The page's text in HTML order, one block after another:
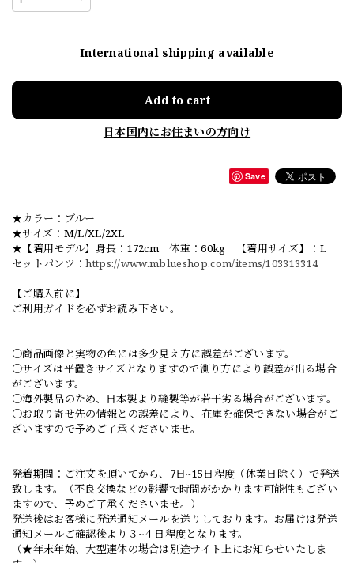
International shipping available
Add to cart
日本国内にお住まいの方向け
Save
★カラー：ブルー
★サイズ：M/L/XL/2XL
★【着用モデル】身長：172cm 体重：60kg 【着用サイズ】：L
セットパンツ：https://www.mblueshop.com/items/103313314
【ご購入前に】
ご利用ガイドを必ずお読み下さい。
○商品画像と実物の色には多少見え方に誤差がございます。
○サイズは平置きサイズとなりますので測り方により誤差が出る場合
がございます。
○海外製品のため、日本製より縫製等が若干劣る場合がございます。
○お取り寄せ先の情報との誤差により、在庫を確保できない場合がご
ざいますので予めご了承くださいませ。
発着期間：ご注文を頂いてから、7日~15日程度（休業日除く）で発送
致します。（不良交換などの影響で時間がかかります可能性もござい
ますので、予めご了承くださいませ。）
発送後はお客様に発送通知メールを送りしております。お届けは発送
通知メールご確認後より３~４日程度となります。
（★年末年始、大型連休の場合は別途サイト上にお知らせいたしま